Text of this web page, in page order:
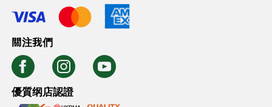
關注我們
優質纲店認證